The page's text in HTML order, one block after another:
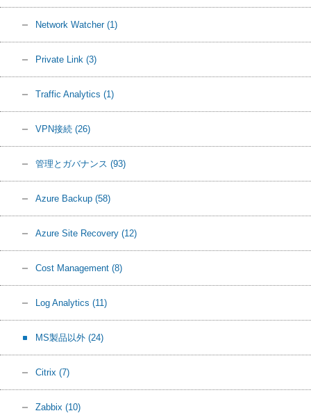
Network Watcher (1)
Private Link (3)
Traffic Analytics (1)
VPN接続 (26)
管理とガバナンス (93)
Azure Backup (58)
Azure Site Recovery (12)
Cost Management (8)
Log Analytics (11)
MS製品以外 (24)
Citrix (7)
Zabbix (10)